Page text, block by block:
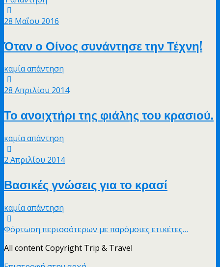
28 Μαΐου 2016
Όταν ο Οίνος συνάντησε την Τέχνη!
καμία απάντηση
28 Απριλίου 2014
Το ανοιχτήρι της φιάλης του κρασιού.
καμία απάντηση
2 Απριλίου 2014
Βασικές γνώσεις για το κρασί
καμία απάντηση
Φόρτωση περισσότερων με παρόμοιες ετικέτες…
All content Copyright Trip & Travel